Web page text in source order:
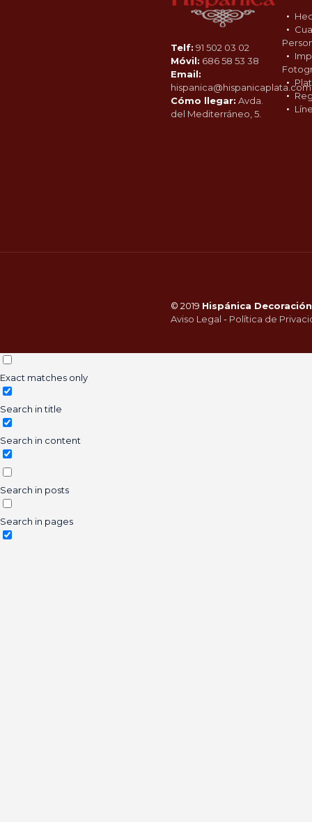
Telf: 91 502 03 02
Móvil: 686 58 53 38
Email:
hispanica@hispanicaplata.com
Cómo llegar: Avda.
del Mediterráneo, 5.
© 2019 Hispánica Decoración
Aviso Legal - Política de
Exact matches only
Search in title
Search in content
Search in posts
Search in pages